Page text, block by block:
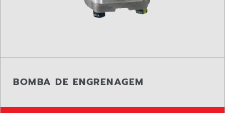
BOMBA DE ENGRENAGEM